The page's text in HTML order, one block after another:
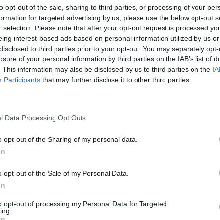
opt-out of the sale, sharing to third parties, or processing of your
for targeted advertising by us, please use the below opt-out
selection. Please note that after your opt-out request is processed
interest-based ads based on personal information utilized by us
to third parties prior to your opt-out. You may separately
of your personal information by third parties on the IAB’s list of
This information may also be disclosed by us to third parties on the
Participants that may further disclose it to other third parties.
Data Processing Opt Outs
opt-out of the Sharing of my personal data.
opt-out of the Sale of my Personal Data.
opt-out of processing my Personal Data for Targeted
profesional para obtener el
meses
poco tiempo
y acelerado, Toya Santa-Cruz,
el Cuerpo de Profesores de Educación